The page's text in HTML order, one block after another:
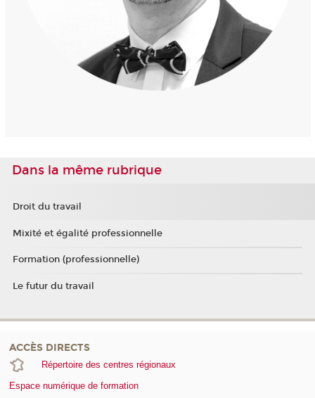
Dans la même rubrique
Droit du travail
Mixité et égalité professionnelle
Formation (professionnelle)
Le futur du travail
ACCÈS DIRECTS
Répertoire des centres régionaux
Espace numérique de formation